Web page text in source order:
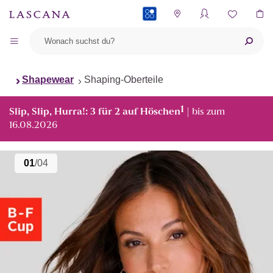
Shapewear Shaping-Oberteile
Slip, Slip, Hurra!: 3 für 2 auf Höschen1 | bis zum
16.08.2026
01/04